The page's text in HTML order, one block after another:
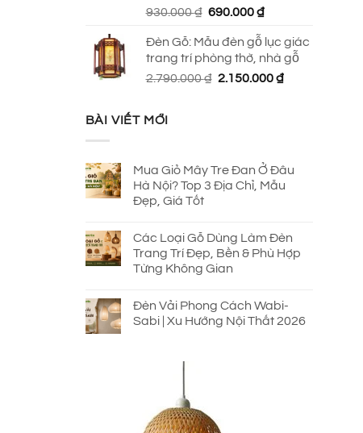
930.000₫ Giá
là:
930.000 ₫.
690.000₫Giá
tại
là:
690.000 ₫.
Đèn Gỗ: Mẫu đèn gỗ lục giác
trang trí phòng thờ, nhà gỗ
2.790.000₫ Giá
2.150.000₫Giá
BÀI VIẾT MỚI
Mua Giỏ Mây Tre Đan Ở Đâu
Hà Nội? Top 3 Địa Chỉ, Mẫu
Đẹp, Giá Tốt
Các Loại Gỗ Dùng Làm Đèn
Trang Trí Đẹp, Bền & Phù Hợp
Từng Không Gian
Đèn Vải Phong Cách Wabi-
Sabi | Xu Hướng Nội Thất 2026